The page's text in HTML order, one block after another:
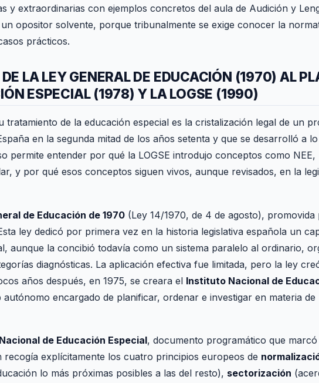
y extraordinarias con ejemplos concretos del aula de Audición y
opositor solvente, porque tribunalmente se exige conocer la
prácticos.
LA LEY GENERAL DE EDUCACIÓN (1970) AL
ESPECIAL (1978) Y LA LOGSE (1990)
tratamiento de la educación especial es la cristalización legal de un
en la segunda mitad de los años setenta y que se desarrolló a
permite entender por qué la LOGSE introdujo conceptos como NEE,
y por qué esos conceptos siguen vivos, aunque revisados, en la
de Educación de 1970 (Ley 14/1970, de 4 de agosto), promovida
ley dedicó por primera vez en la historia legislativa española un
aunque la concibió todavía como un sistema paralelo al ordinario,
diagnósticas. La aplicación efectiva fue limitada, pero la ley
años después, en 1975, se creara el Instituto Nacional de
encargado de planificar, ordenar e investigar en materia de
de Educación Especial, documento programático que marcó
recogía explícitamente los cuatro principios europeos de
lo más próximas posibles a las del resto), sectorización